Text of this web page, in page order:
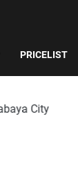
PRICELIST